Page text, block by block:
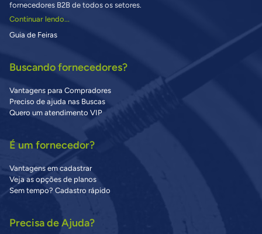
fornecedores B2B de todos os setores.
Continuar lendo...
Guia de Feiras
Buscando fornecedores?
Vantagens para Compradores
Preciso de ajuda nas Buscas
Quero um atendimento VIP
É um fornecedor?
Vantagens em cadastrar
Veja as opções de planos
Sem tempo? Cadastro rápido
Precisa de Ajuda?